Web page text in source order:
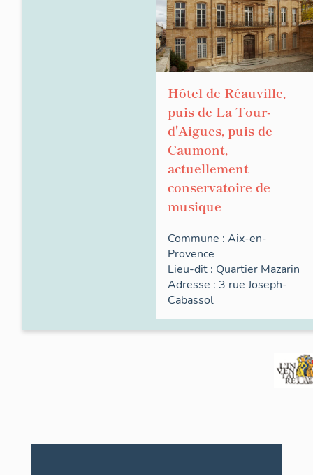
Hôtel de Réauville,
puis de La Tour-
d'Aigues, puis de
Caumont,
actuellement
conservatoire de
musique
Commune : Aix-en-
Provence
Lieu-dit : Quartier Mazarin
Adresse : 3 rue Joseph-
Cabassol